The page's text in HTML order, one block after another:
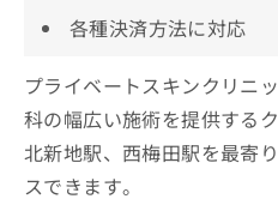
各種決済方法に対応
プライベートスキンクリニ
科の幅広い施術を提供する
北新地駅、西梅田駅を最寄
スできます。